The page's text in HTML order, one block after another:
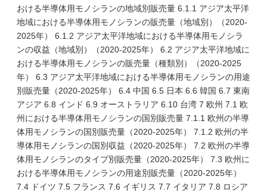
おける半導体用モノシランの地域別販売量 6.1.1 アジア太平洋
地域における半導体用モノシランの販売量（地域別）（2020-
2025年） 6.1.2 アジア太平洋地域における半導体用モノシラ
ンの収益（地域別）（2020-2025年） 6.2 アジア太平洋地域に
おける半導体用モノシランの販売量（種類別）（2020-2025
年） 6.3 アジア太平洋地域における半導体用モノシランの用途
別販売量（2020-2025年） 6.4 中国 6.5 日本 6.6 韓国 6.7 東南
アジア 6.8 インド 6.9 オーストラリア 6.10 台湾 7 欧州 7.1 欧
州における半導体用モノシランの国別販売量 7.1.1 欧州の半導
体用モノシランの国別販売量（2020-2025年） 7.1.2 欧州の半
導体用モノシランの国別収益（2020-2025年） 7.2 欧州の半導
体用モノシランのタイプ別販売量（2020-2025年） 7.3 欧州に
おける半導体用モノシランの用途別販売量（2020-2025年）
7.4 ドイツ 7.5 フランス 7.6 イギリス 7.7 イタリア 7.8 ロシア